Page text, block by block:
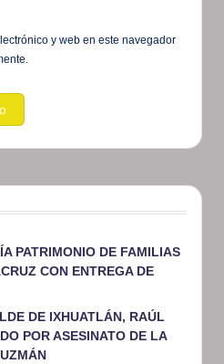
y web en este navegador
PATRIMONIO DE FAMILIAS
CON ENTREGA DE
DE IXHUATLÁN, RAÚL
POR ASESINATO DE LA